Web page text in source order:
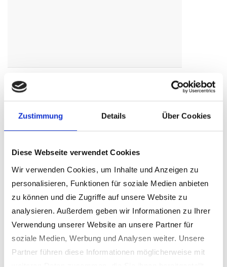
Zustimmung Details Über Cookies
Diese Webseite verwendet Cookies
Wir verwenden Cookies, um Inhalte und Anzeigen zu
personalisieren, Funktionen für soziale Medien anbieten
zu können und die Zugriffe auf unsere Website zu
analysieren. Außerdem geben wir Informationen zu Ihrer
Verwendung unserer Website an unsere Partner für
soziale Medien, Werbung und Analysen weiter. Unsere
Partner führen diese Informationen möglicherweise mit
Uli
Ries Berthold